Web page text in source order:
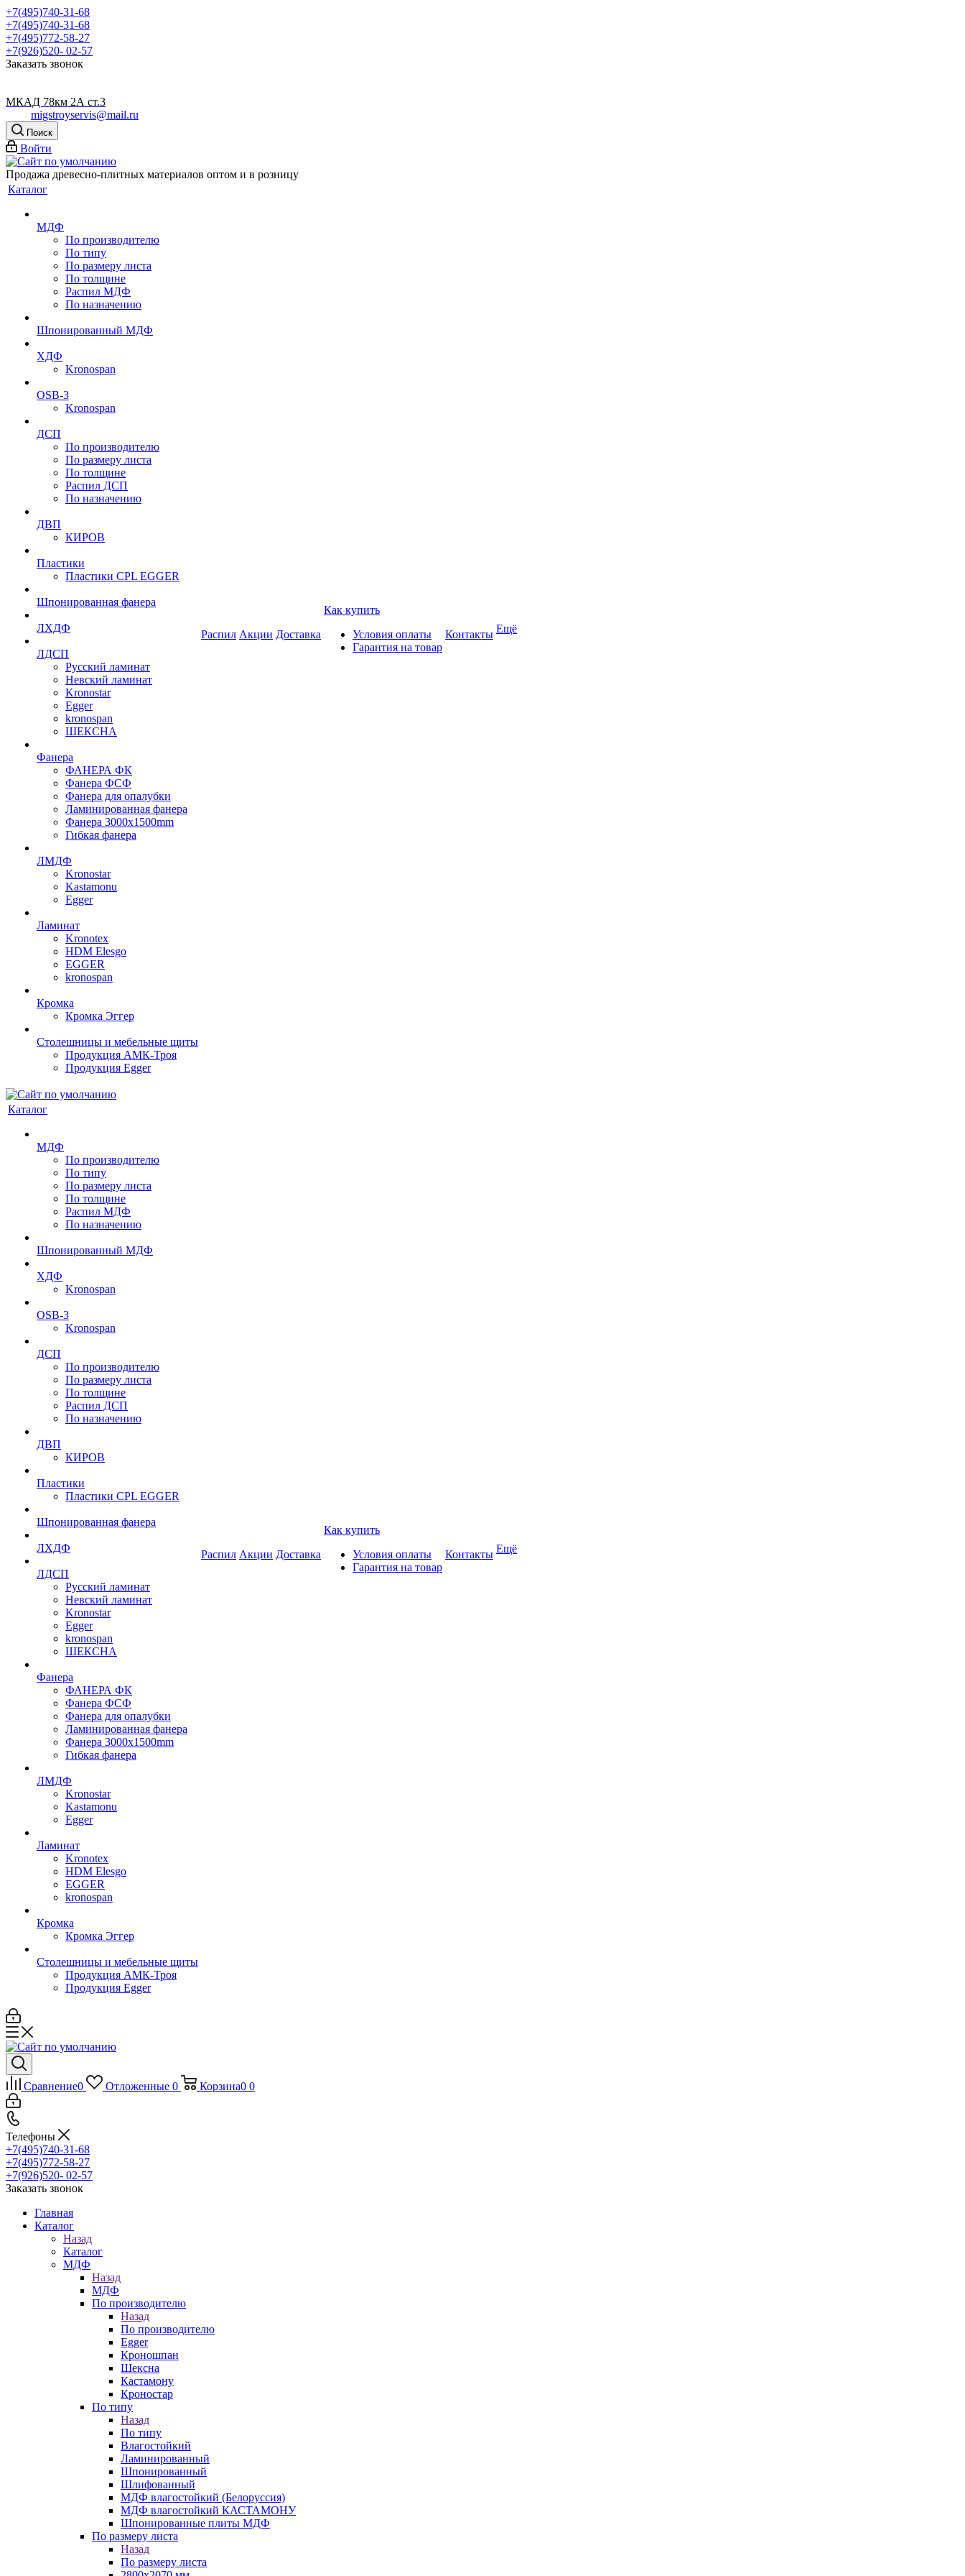
+7(495)740-31-68
+7(495)740-31-68
+7(495)772-58-27
+7(926)520- 02-57
Заказать звонок
МКАД 78км 2А ст.3
migstroyservis@mail.ru
Поиск
Войти
Продажа древесно-плитных материалов оптом и в розницу
Каталог
МДФ
По производителю
По типу
По размеру листа
По толщине
Распил МДФ
По назначению
Шпонированный МДФ
ХДФ
Kronospan
OSB-3
Kronospan
ДСП
По производителю
По размеру листа
По толщине
Распил ДСП
По назначению
ДВП
КИРОВ
Пластики
Пластики CPL EGGER
Шпонированная фанера
ЛХДФ
ЛДСП
Русский ламинат
Невский ламинат
Kronostar
Egger
kronospan
ШЕКСНА
Фанера
ФАНЕРА ФК
Фанера ФСФ
Фанера для опалубки
Ламинированная фанера
Фанера 3000х1500mm
Гибкая фанера
ЛМДФ
Kronostar
Kastamonu
Egger
Ламинат
Kronotex
HDM Elesgo
EGGER
kronospan
Кромка
Кромка Эггер
Столешницы и мебельные щиты
Продукция АМК-Троя
Продукция Egger
Распил Акции Доставка
Как купить
Условия оплаты
Гарантия на товар
Контакты Ещё
Каталог
МДФ
По производителю
По типу
По размеру листа
По толщине
Распил МДФ
По назначению
Шпонированный МДФ
ХДФ
Kronospan
OSB-3
Kronospan
ДСП
По производителю
По размеру листа
По толщине
Распил ДСП
По назначению
ДВП
КИРОВ
Пластики
Пластики CPL EGGER
Шпонированная фанера
ЛХДФ
ЛДСП
Русский ламинат
Невский ламинат
Kronostar
Egger
kronospan
ШЕКСНА
Фанера
ФАНЕРА ФК
Фанера ФСФ
Фанера для опалубки
Ламинированная фанера
Фанера 3000х1500mm
Гибкая фанера
ЛМДФ
Kronostar
Kastamonu
Egger
Ламинат
Kronotex
HDM Elesgo
EGGER
kronospan
Кромка
Кромка Эггер
Столешницы и мебельные щиты
Продукция АМК-Троя
Продукция Egger
Распил Акции Доставка
Как купить
Условия оплаты
Гарантия на товар
Контакты Ещё
Сравнение0 Отложенные 0 Корзина0 0
Телефоны
+7(495)740-31-68
+7(495)772-58-27
+7(926)520- 02-57
Заказать звонок
Главная
Каталог
Назад
Каталог
МДФ
Назад
МДФ
По производителю
Назад
По производителю
Egger
Кроношпан
Шексна
Кастамону
Кроностар
По типу
Назад
По типу
Влагостойкий
Ламинированный
Шпонированный
Шлифованный
МДФ влагостойкий (Белоруссия)
МДФ влагостойкий КАСТАМОНУ
Шпонированные плиты МДФ
По размеру листа
Назад
По размеру листа